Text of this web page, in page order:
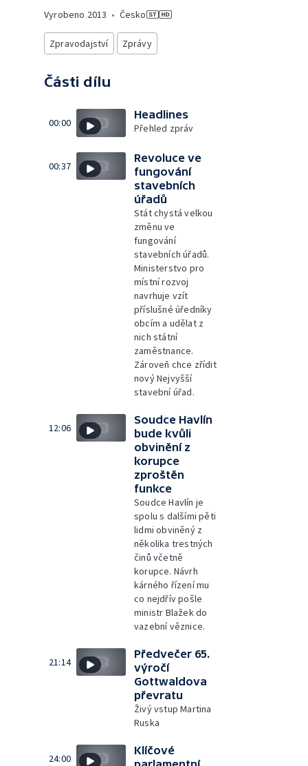
Vyrobeno 2013 • Česko
Zpravodajství Zprávy
Části dílu
00:00
Headlines
Přehled zpráv
00:37
Revoluce ve
fungování
stavebních
úřadů
Stát chystá velkou
změnu ve
fungování
stavebních úřadů.
Ministerstvo pro
místní rozvoj
navrhuje vzít
příslušné úředníky
obcím a udělat z
nich státní
zaměstnance.
Zároveň chce zřídit
nový Nejvyšší
stavební úřad.
12:06
Soudce Havlín
bude kvůli
obvinění z
korupce
zproštěn
funkce
Soudce Havlín je
spolu s dalšími pěti
lidmi obviněný z
několika trestných
činů včetně
korupce. Návrh
kárného řízení mu
co nejdřív pošle
ministr Blažek do
vazební věznice.
21:14
Předvečer 65.
výročí
Gottwaldova
převratu
Živý vstup Martina
Ruska
24:00
Klíčové